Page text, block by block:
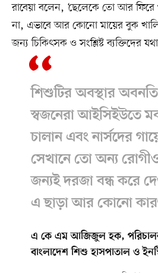
রাবেয়া বলেন, ‘ছেলেকে তো আর
না, এভাবে আর কোনো মায়ের বুক
জন্য চিকিৎসক ও সংশ্লিষ্ট ব্যক্তিদের
শিশুটির অবস্থার
স্বজনেরা আইসিইউতে মব
চালান এবং নার্সদের
সেখানে তো অন্য
জন্যই দরজা বন্ধ করে
এ ছাড়া আর কোনো
এ কে এম আজিজুল হক,
বাংলাদেশ শিশু হাসপাতাল ও